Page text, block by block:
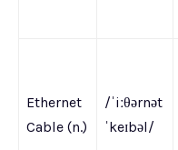
Ethernet
Cable (n.)
/ˈiːθərnət
ˈkeɪbəl/